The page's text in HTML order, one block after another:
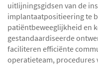
uitlijningsgidsen van de
implantaatpositieering te
patiëntbeweeglijkheid en
gestandaardiseerde
faciliteren efficiënte
operatieteam, procedures